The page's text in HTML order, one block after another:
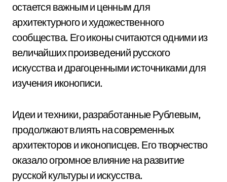
остается важным и ценным для
архитектурного и художественного
сообщества. Его иконы считаются одними из
величайших произведений русского
искусства и драгоценными источниками для
изучения иконописи.
Идеи и техники, разработанные Рублевым,
продолжают влиять на современных
архитекторов и иконописцев. Его творчество
оказало огромное влияние на развитие
русской культуры и искусства.